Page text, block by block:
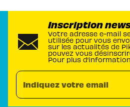
Inscription
Votre adresse e-mail
utilisée pour vous
sur les actualités de
pouvez vous
Pour plus
Indiquez votre email